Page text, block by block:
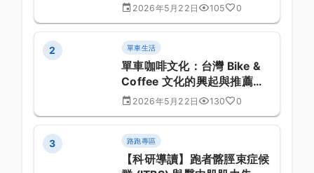
2026年5月22日 105 0
2 單車生活
單車咖啡文化：台灣 Bike &
Coffee 文化的興起與推薦店
家 2026年5月22日 130 0
3 路跑專區
【科研導讀】跑者髂脛束症候